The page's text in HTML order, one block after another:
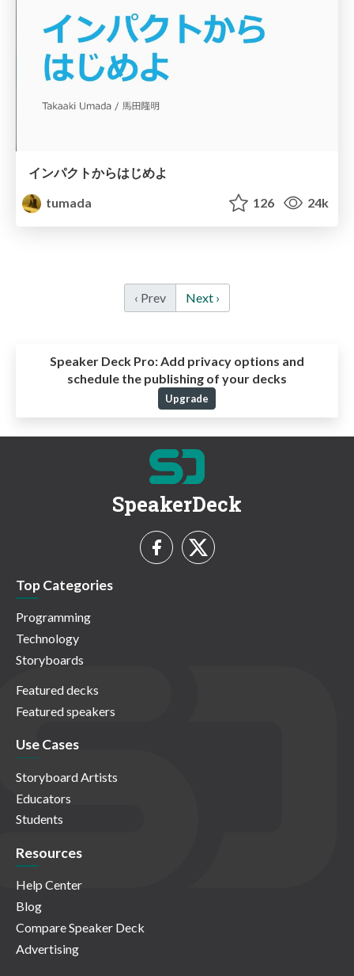
インパクトからはじめよ
tumada
126 24k
‹ Prev Next ›
Speaker Deck Pro: Add privacy options and
schedule the publishing of your decks
Upgrade
SpeakerDeck
Top Categories
Programming
Technology
Storyboards
Featured decks
Featured speakers
Use Cases
Storyboard Artists
Educators
Students
Resources
Help Center
Blog
Compare Speaker Deck
Advertising